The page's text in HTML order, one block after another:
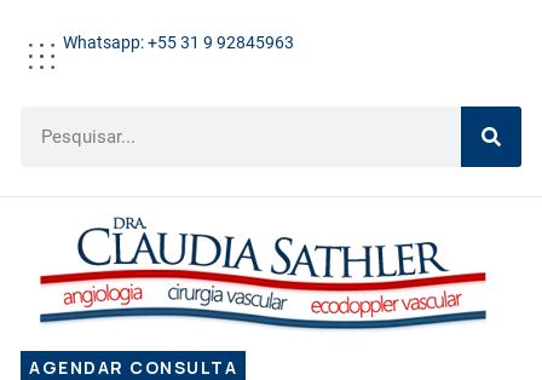
Whatsapp: +55 31 9 92845963
AGENDAR CONSULTA